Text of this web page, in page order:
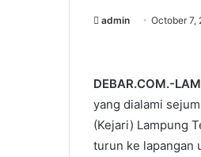
admin October 7,
DEBAR.COM.-
yang dialami
(Kejari) Lampung
turun ke lapangan